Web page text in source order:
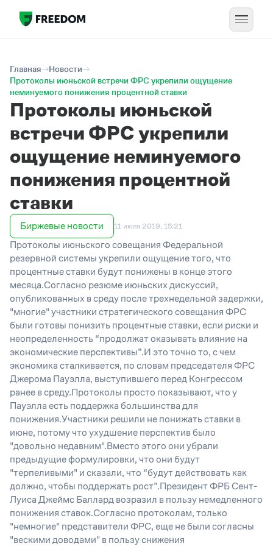
Главная
Новости
Протоколы июньской встречи ФРС укрепили ощущение
неминуемого понижения процентной ставки
Протоколы июньской
встречи ФРС укрепили
ощущение неминуемого
понижения процентной
ставки
Биржевые новости 11 июля 2019, 15:21
Протоколы июньского совещания Федеральной
резервной системы укрепили ощущение того, что
процентные ставки будут понижены в конце этого
месяца.Согласно резюме июньских дискуссий,
опубликованных в среду после трехнедельной задержки,
"многие" участники стратегического совещания ФРС
были готовы понизить процентные ставки, если риски и
неопределенность “продолжат оказывать влияние на
экономические перспективы”.И это точно то, с чем
экономика сталкивается, по словам председателя ФРС
Джерома Пауэлла, выступившего перед Конгрессом
ранее в среду.Протоколы просто показывают, что у
Пауэлла есть поддержка большинства для
понижения.Участники решили не понижать ставки в
июне, потому что ухудшение перспектив было
"довольно недавним".Вместо этого они убрали
предыдущие формулировки, что они будут
"терпеливыми" и сказали, что “будут действовать как
должно, чтобы поддержать рост”.Президент ФРБ Сент-
Луиса Джеймс Баллард возразил в пользу немедленного
понижения ставок.Согласно протоколам, только
"немногие" представители ФРС, еще не были согласны
"вескими доводами" в пользу снижения